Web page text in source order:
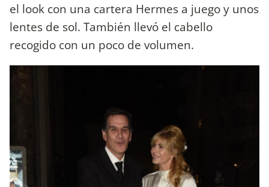
el look con una cartera Hermes a juego y unos
lentes de sol. También llevó el cabello
recogido con un poco de volumen.